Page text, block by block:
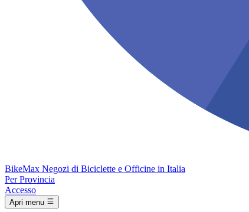
BikeMax Negozi di Biciclette e Officine in Italia
Per Provincia
Accesso
Apri menu